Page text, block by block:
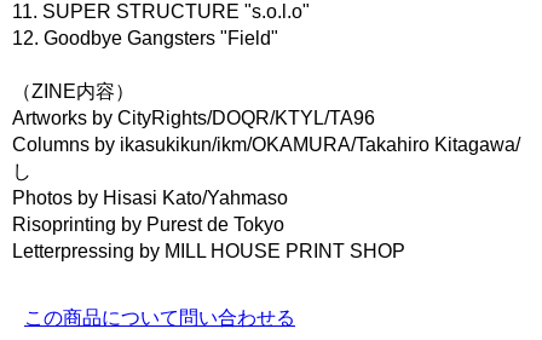
11. SUPER STRUCTURE "s.o.l.o"
12. Goodbye Gangsters "Field"
（ZINE内容）
Artworks by CityRights/DOQR/KTYL/TA96
Columns by ikasukikun/ikm/OKAMURA/Takahiro Kitagawa/
し
Photos by Hisasi Kato/Yahmaso
Risoprinting by Purest de Tokyo
Letterpressing by MILL HOUSE PRINT SHOP
この商品について問い合わせる